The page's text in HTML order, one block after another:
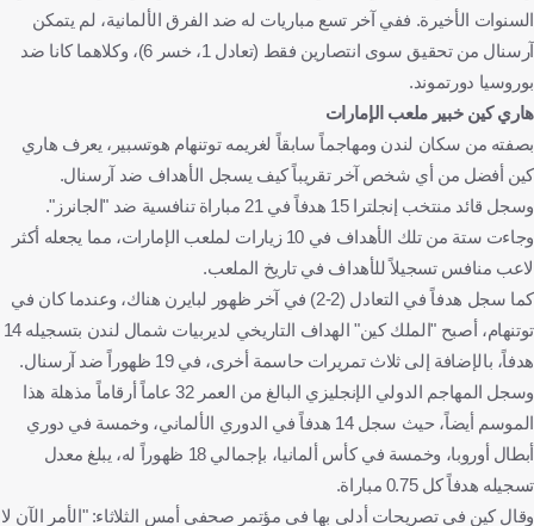
السنوات الأخيرة. ففي آخر تسع مباريات له ضد الفرق الألمانية، لم يتمكن
آرسنال من تحقيق سوى انتصارين فقط (تعادل 1، خسر 6)، وكلاهما كانا ضد
بوروسيا دورتموند.
هاري كين خبير ملعب الإمارات
بصفته من سكان لندن ومهاجماً سابقاً لغريمه توتنهام هوتسبير، يعرف هاري
كين أفضل من أي شخص آخر تقريباً كيف يسجل الأهداف ضد آرسنال.
وسجل قائد منتخب إنجلترا 15 هدفاً في 21 مباراة تنافسية ضد "الجانرز".
وجاءت ستة من تلك الأهداف في 10 زيارات لملعب الإمارات، مما يجعله أكثر
لاعب منافس تسجيلاً للأهداف في تاريخ الملعب.
كما سجل هدفاً في التعادل (2-2) في آخر ظهور لبايرن هناك، وعندما كان في
توتنهام، أصبح "الملك كين" الهداف التاريخي لديربيات شمال لندن بتسجيله 14
هدفاً، بالإضافة إلى ثلاث تمريرات حاسمة أخرى، في 19 ظهوراً ضد آرسنال.
وسجل المهاجم الدولي الإنجليزي البالغ من العمر 32 عاماً أرقاماً مذهلة هذا
الموسم أيضاً، حيث سجل 14 هدفاً في الدوري الألماني، وخمسة في دوري
أبطال أوروبا، وخمسة في كأس ألمانيا، بإجمالي 18 ظهوراً له، يبلغ معدل
تسجيله هدفاً كل 0.75 مباراة.
وقال كين في تصريحات أدلى بها في مؤتمر صحفي أمس الثلاثاء: "الأمر الآن لا